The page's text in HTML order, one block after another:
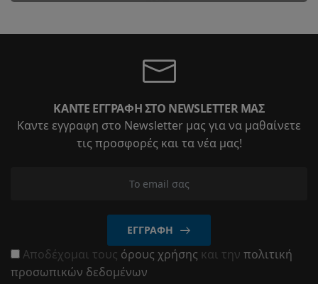
ΚΆΝΤΕ ΕΓΓΡΑΦΉ ΣΤΟ NEWSLETTER ΜΑΣ
Καντε εγγραφη στο Newsletter μας για να μαθαίνετε
τις προσφορές και τα νέα μας!
ΕΓΓΡΑΦΉ
Αποδέχομαι τους όρους χρήσης και την πολιτική
προσωπικών δεδομένων